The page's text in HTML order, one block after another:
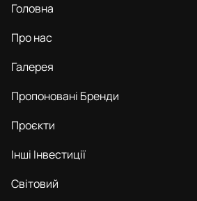
Головна
Про нас
Галерея
Пропоновані Бренди
Проєкти
Інші Інвестиції
Світовий